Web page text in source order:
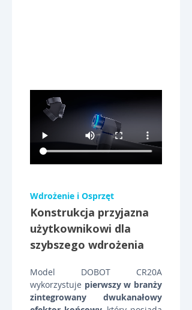
Wdrożenie i Osprzęt
Konstrukcja przyjazna
użytkownikowi dla
szybszego wdrożenia
Model DOBOT CR20A
wykorzystuje pierwszy w branży
zintegrowany dwukanałowy